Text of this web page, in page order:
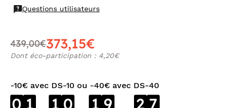
Questions utilisateurs
439,00€373,15€
Dont éco-participation : 4,20€
-10€ avec DS-10 ou -40€ avec DS-40
0 1 1 0 1 9 2 7